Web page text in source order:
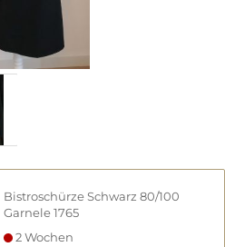
Bistroschürze Schwarz 80/100
Garnele 1765
2 Wochen